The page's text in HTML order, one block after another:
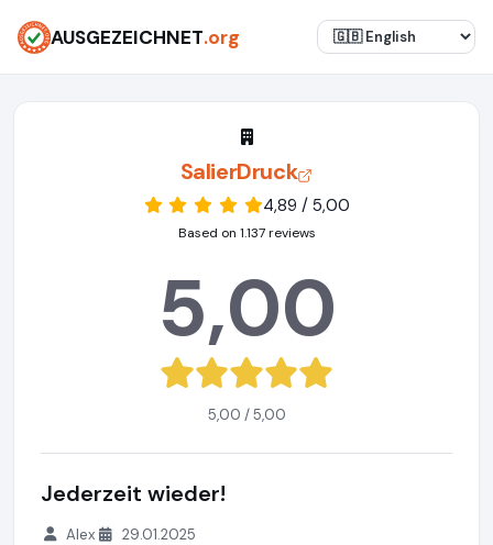
AUSGEZEICHNET.org
SalierDruck
4,89 / 5,00
Based on 1.137 reviews
5,00
5,00 / 5,00
Jederzeit wieder!
Alex 29.01.2025